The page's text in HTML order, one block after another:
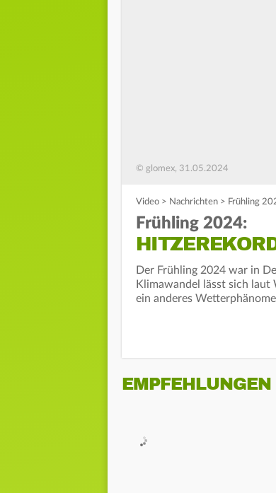
© glomex, 31.05.2024
Video > Nachrichten > Frühling
Frühling 2024:
Der Frühling 2024 war in
Klimawandel lässt sich laut
ein anderes
EMPFEHLUNGEN